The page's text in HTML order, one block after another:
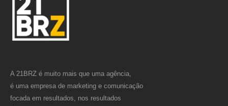
A 21BRZ é muito mais que uma agência,
é uma empresa de marketing e comunicação
focada em resultados, nos resultados